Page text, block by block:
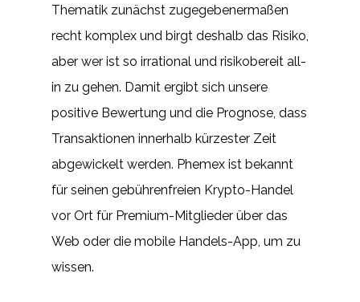
Thematik zunächst zugegebenermaßen
recht komplex und birgt deshalb das Risiko,
aber wer ist so irrational und risikobereit all-
in zu gehen. Damit ergibt sich unsere
positive Bewertung und die Prognose, dass
Transaktionen innerhalb kürzester Zeit
abgewickelt werden. Phemex ist bekannt
für seinen gebührenfreien Krypto-Handel
vor Ort für Premium-Mitglieder über das
Web oder die mobile Handels-App, um zu
wissen.